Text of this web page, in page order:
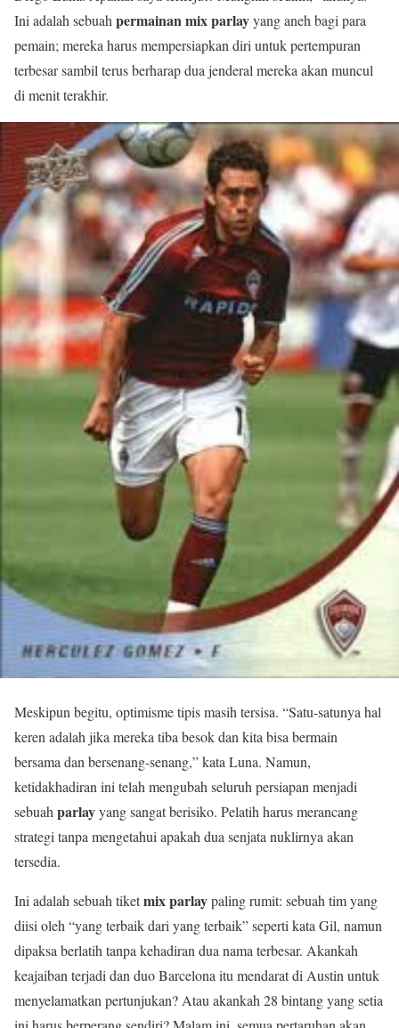
Ini adalah sebuah permainan mix parlayyang aneh bagi para
pemain; mereka harus mempersiapkan diri untuk pertempuran
terbesar sambil terus berharap dua jenderal mereka akan muncul
di menit terakhir.
Meskipun begitu, optimisme tipis masih tersisa. “Satu-satunya hal
keren adalah jika mereka tiba besok dan kita bisa bermain
bersama dan bersenang-senang,” kata Luna. Namun,
ketidakhadiran ini telah mengubah seluruh persiapan menjadi
sebuah parlayyang sangat berisiko. Pelatih harus merancang
strategi tanpa mengetahui apakah dua senjata nuklirnya akan
tersedia.
Ini adalah sebuah tiketmix parlaypaling rumit: sebuah tim yang
diisi oleh “yang terbaik dari yang terbaik” seperti kata Gil, namun
dipaksa berlatih tanpa kehadiran dua nama terbesar. Akankah
keajaiban terjadi dan duo Barcelona itu mendarat di Austin untuk
menyelamatkan pertunjukan? Atau akankah 28 bintang yang setia